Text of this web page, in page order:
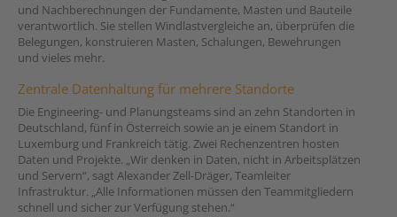
und Nachberechnungen der Fundamente, Masten und Bauteile
verantwortlich. Sie stellen Windlastvergleiche an, überprüfen die
Belegungen, konstruieren Masten, Schalungen, Bewehrungen
und vieles mehr.
Zentrale Datenhaltung für mehrere Standorte
Die Engineering- und Planungsteams sind an zehn Standorten in
Deutschland, fünf in Österreich sowie an je einem Standort in
Luxemburg und Frankreich tätig. Zwei Rechenzentren hosten
Daten und Projekte. „Wir denken in Daten, nicht in Arbeitsplätzen
und Servern“, sagt Alexander Zell-Dräger, Teamleiter
Infrastruktur. „Alle Informationen müssen den Teammitgliedern
schnell und sicher zur Verfügung stehen.“